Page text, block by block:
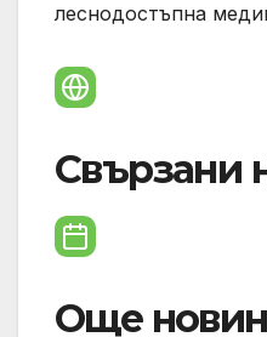
леснодостъпна
Свързани
Още